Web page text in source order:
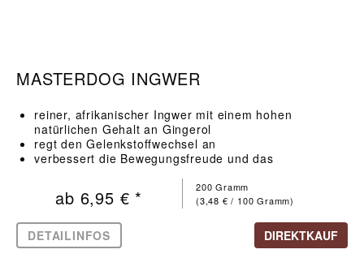
MASTERDOG INGWER
reiner, afrikanischer Ingwer mit einem hohen
natürlichen Gehalt an Gingerol
regt den Gelenkstoffwechsel an
verbessert die Bewegungsfreude und das
200 Gramm
(3,48 € / 100 Gramm)
ab 6,95 € *
DETAILINFOS DIREKTKAUF